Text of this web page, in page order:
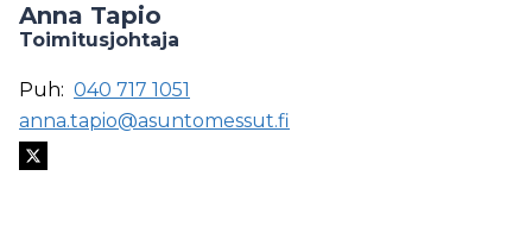
Anna Tapio
Toimitusjohtaja
Puh: 040 717 1051
anna.tapio@asuntomessut.fi